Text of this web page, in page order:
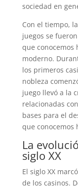
sociedad en
Con el tiempo,
juegos se
que conocemos
moderno.
los primeros
nobleza
juego llevó a la
relacionadas
bases para el
que conocemos
La
siglo XX
El siglo XX
de los casinos.